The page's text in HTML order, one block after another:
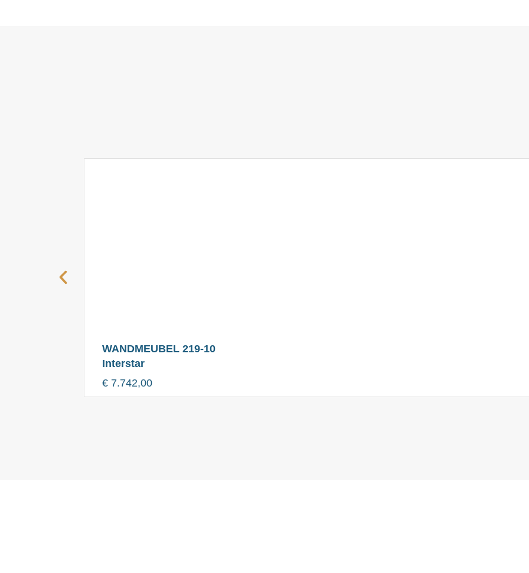
WANDMEUBEL 219-10
Interstar
€ 7.742,00